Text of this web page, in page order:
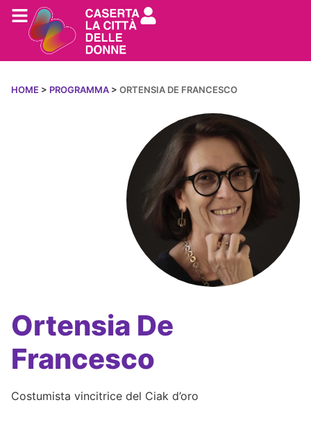
HOME > PROGRAMMA > ORTENSIA DE FRANCESCO
Ortensia De
Francesco
Costumista vincitrice del Ciak d’oro